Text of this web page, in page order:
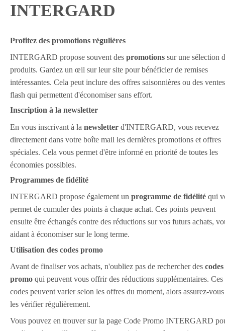
INTERGARD
Profitez des promotions régulières
INTERGARD propose souvent des promotions sur une sélection
produits. Gardez un œil sur leur site pour bénéficier de remises
intéressantes. Cela peut inclure des offres saisonnières ou des ventes
flash qui permettent d'économiser sans effort.
Inscription à la newsletter
En vous inscrivant à la newsletter d'INTERGARD, vous recevez
directement dans votre boîte mail les dernières promotions et offres
spéciales. Cela vous permet d'être informé en priorité de toutes les
économies possibles.
Programmes de fidélité
INTERGARD propose également un programme de fidélité qui
permet de cumuler des points à chaque achat. Ces points peuvent
ensuite être échangés contre des réductions sur vos futurs achats,
aidant à économiser sur le long terme.
Utilisation des codes promo
Avant de finaliser vos achats, n'oubliez pas de rechercher des codes
promo qui peuvent vous offrir des réductions supplémentaires. Ces
codes peuvent varier selon les offres du moment, alors assurez-
les vérifier régulièrement.
Vous pouvez en trouver sur la page Code Promo INTERGARD